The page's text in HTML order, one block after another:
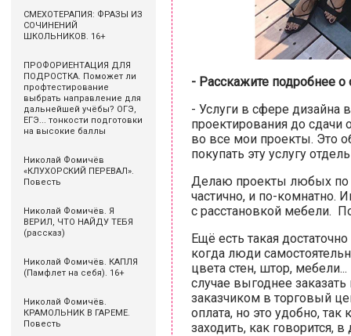
СМЕХОТЕРАПИЯ: ФРАЗЫ ИЗ
СОЧИНЕНИЙ
ШКОЛЬНИКОВ. 16+
ПРОФОРИЕНТАЦИЯ ДЛЯ
ПОДРОСТКА. Поможет ли
профтестирование
выбрать направление для
дальнейшей учёбы? ОГЭ,
ЕГЭ... тонкости подготовки
на высокие баллы
Николай Фомичёв
«КЛУХОРСКИЙ ПЕРЕВАЛ».
Повесть
Николай Фомичёв. Я
ВЕРИЛ, ЧТО НАЙДУ ТЕБЯ
(рассказ)
Николай Фомичёв. КАПЛЯ
(Памфлет на себя). 16+
Николай Фомичёв.
КРАМОЛЬНИК В ГАРЕМЕ.
Повесть
- Расскажите подробнее о
- Услуги в сфере дизайна
проектирования до сдачи
во все мои проекты. Это
покупать эту услугу
Делаю проекты любых по
частично, и по-комнатно.
с расстановкой мебели.
Ещё есть такая
когда люди
цвета стен, штор,
случае выгоднее
заказчиком в торговый
оплата, но это удобно, так
заходить, как говорится, в